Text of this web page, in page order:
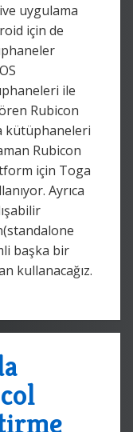
uygulama
için de
ile
Rubicon
kütüphaneleri
Rubicon
için Toga
Ayrıca
başka bir
kullanacağız.